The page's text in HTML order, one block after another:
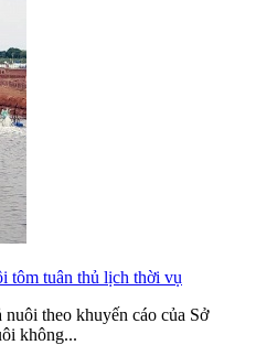
tôm tuân thủ lịch thời vụ
theo khuyến cáo của Sở
không...